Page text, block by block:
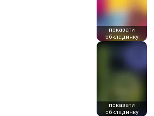
показати
обкладинку
показати
обкладинку